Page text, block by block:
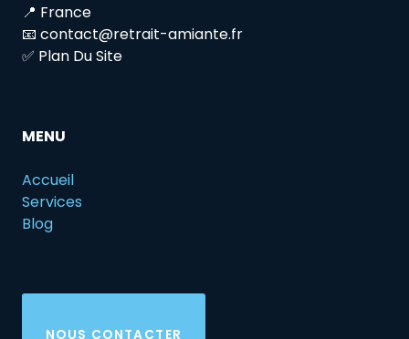
📍 France
📧 contact@retrait-amiante.fr
✅ Plan Du Site
MENU
Accueil
Services
Blog
NOUS CONTACTER